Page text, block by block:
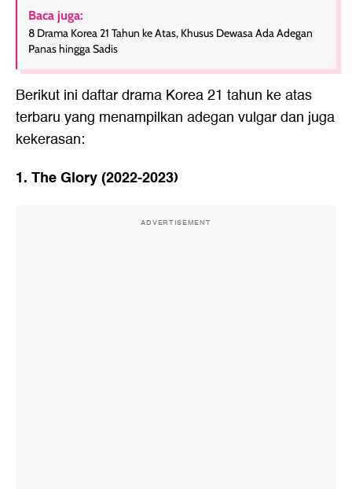
Baca juga:
8 Drama Korea 21 Tahun ke Atas, Khusus Dewasa Ada Adegan
Panas hingga Sadis
Berikut ini daftar drama Korea 21 tahun ke atas
terbaru yang menampilkan adegan vulgar dan juga
kekerasan:
1. The Glory (2022-2023)
ADVERTISEMENT